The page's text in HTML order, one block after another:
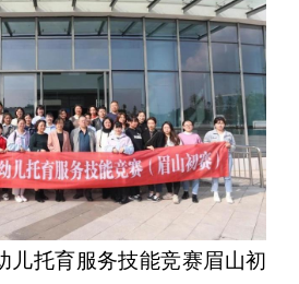
儿托育服务技能竞赛眉山初